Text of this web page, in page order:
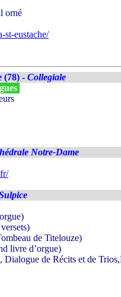
orné
st-eustache/
(78) - Collegiale
Notre-Dame
de Titelouze)
livre d’orgue)
Dialogue de Récits et de